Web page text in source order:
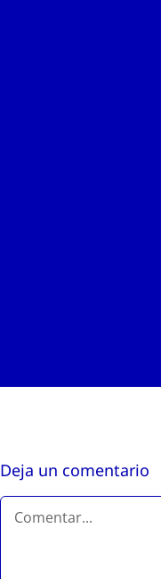
Deja un comentario
Comentar